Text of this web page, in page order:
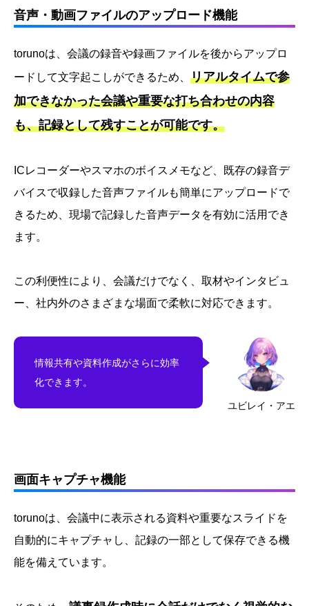
音声・動画ファイルのアップロード機能
torunoは、会議の録音や録画ファイルを後からアップロ
ードして文字起こしができるため、 リアルタイムで参
加できなかった会議や重要な打ち合わせの内容
も、記録として残すことが可能です。
ICレコーダーやスマホのボイスメモなど、既存の録音デ
バイスで収録した音声ファイルも簡単にアップロードで
きるため、現場で記録した音声データを有効に活用でき
ます。
この利便性により、会議だけでなく、取材やインタビュ
ー、社内外のさまざまな場面で柔軟に対応できます。
ユビレイ・アエ
情報共有や資料作成がさらに効率
化できます。
画面キャプチャ機能
torunoは、会議中に表示される資料や重要なスライドを
自動的にキャプチャし、記録の一部として保存できる機
能を備えています。